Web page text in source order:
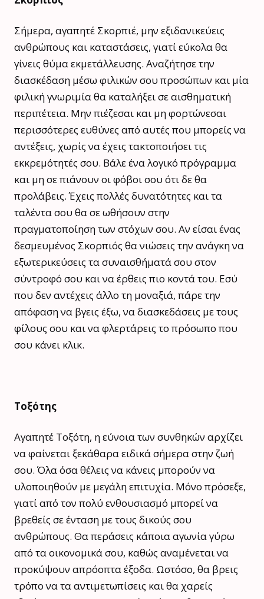
Σήμερα, αγαπητέ Σκορπιέ, μην εξιδανικεύεις
ανθρώπους και καταστάσεις, γιατί εύκολα θα
γίνεις θύμα εκμετάλλευσης. Αναζήτησε την
διασκέδαση μέσω φιλικών σου προσώπων και μία
φιλική γνωριμία θα καταλήξει σε αισθηματική
περιπέτεια. Μην πιέζεσαι και μη φορτώνεσαι
περισσότερες ευθύνες από αυτές που μπορείς να
αντέξεις, χωρίς να έχεις τακτοποιήσει τις
εκκρεμότητές σου. Βάλε ένα λογικό πρόγραμμα
και μη σε πιάνουν οι φόβοι σου ότι δε θα
προλάβεις. Έχεις πολλές δυνατότητες και τα
ταλέντα σου θα σε ωθήσουν στην
πραγματοποίηση των στόχων σου. Αν είσαι ένας
δεσμευμένος Σκορπιός θα νιώσεις την ανάγκη να
εξωτερικεύσεις τα συναισθήματά σου στον
σύντροφό σου και να έρθεις πιο κοντά του. Εσύ
που δεν αντέχεις άλλο τη μοναξιά, πάρε την
απόφαση να βγεις έξω, να διασκεδάσεις με τους
φίλους σου και να φλερτάρεις το πρόσωπο που
σου κάνει κλικ.
Τοξότης
Αγαπητέ Τοξότη, η εύνοια των συνθηκών αρχίζει
να φαίνεται ξεκάθαρα ειδικά σήμερα στην ζωή
σου. Όλα όσα θέλεις να κάνεις μπορούν να
υλοποιηθούν με μεγάλη επιτυχία. Μόνο πρόσεξε,
γιατί από τον πολύ ενθουσιασμό μπορεί να
βρεθείς σε ένταση με τους δικούς σου
ανθρώπους. Θα περάσεις κάποια αγωνία γύρω
από τα οικονομικά σου, καθώς αναμένεται να
προκύψουν απρόοπτα έξοδα. Ωστόσο, θα βρεις
τρόπο να τα αντιμετωπίσεις και θα χαρείς